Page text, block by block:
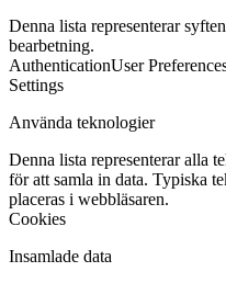
Denna lista representerar
bearbetning.
AuthenticationUser
Settings
Använda teknologier
Denna lista representerar alla
för att samla in data. Typiska
placeras i webbläsaren.
Cookies
Insamlade data